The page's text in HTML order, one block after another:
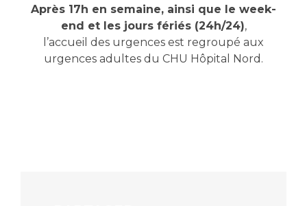
Protection des données
Sécurité
Après 17h en semaine, ainsi que le week-
end et les jours fériés (24h/24),
l’accueil des urgences est regroupé aux
urgences adultes du CHU Hôpital Nord.